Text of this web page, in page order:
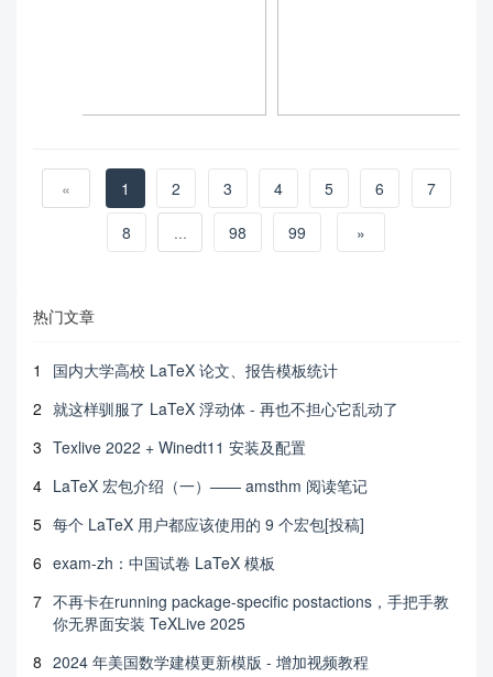
« 1 2 3 4 5 6
7
8
... 98 99 »
热门文章
1
国内大学高校 LaTeX 论文、报告模板统计
2 就这样驯服了 LaTeX 浮动体 - 再也不担心它乱动了
3 Texlive 2022 + Winedt11 安装及配置
4 LaTeX 宏包介绍（一）—— amsthm 阅读笔记
5 每个 LaTeX 用户都应该使用的 9 个宏包[投稿]
6 exam-zh：中国试卷 LaTeX 模板
7 不再卡在running package-specific postactions，手把手教
你无界面安装 TeXLive 2025
8 2024 年美国数学建模更新模版 - 增加视频教程